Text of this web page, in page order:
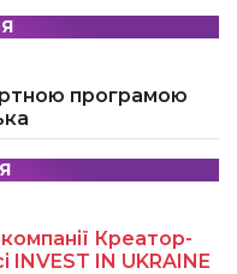
програмою
Креатор-
INVEST IN UKRAINE